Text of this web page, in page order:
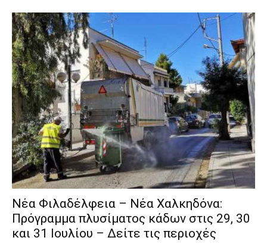
Νέα Φιλαδέλφεια – Νέα Χαλκηδόνα:
Πρόγραμμα πλυσίματος κάδων στις 29, 30
και 31 Ιουλίου – Δείτε τις περιοχές